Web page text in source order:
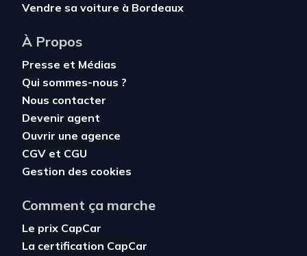
Vendre sa voiture à Bordeaux
À Propos
Presse et Médias
Qui sommes-nous ?
Nous contacter
Devenir agent
Ouvrir une agence
CGV et CGU
Gestion des cookies
Comment ça marche
Le prix CapCar
La certification CapCar